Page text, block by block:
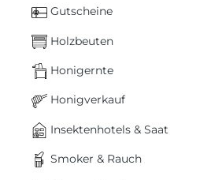
Gutscheine
Holzbeuten
Honigernte
Honigverkauf
Insektenhotels & Saat
Smoker & Rauch